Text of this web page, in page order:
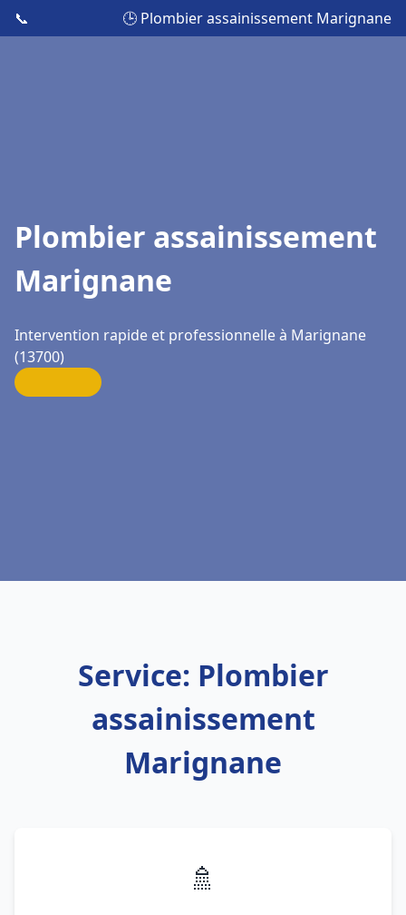
📞 🕒 Plombier assainissement Marignane
Plombier assainissement
Marignane
Intervention rapide et professionnelle à Marignane
(13700)
Service: Plombier
assainissement
Marignane
🚿